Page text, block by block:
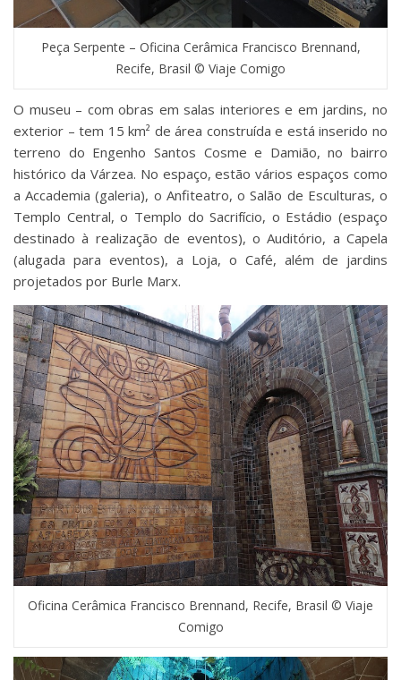
Peça Serpente – Oficina Cerâmica Francisco Brennand,
Recife, Brasil © Viaje Comigo
O museu – com obras em salas interiores e em jardins, no
exterior – tem 15 km² de área construída e está inserido no
terreno do Engenho Santos Cosme e Damião, no bairro
histórico da Várzea. No espaço, estão vários espaços como
a Accademia (galeria), o Anfiteatro, o Salão de Esculturas, o
Templo Central, o Templo do Sacrifício, o Estádio (espaço
destinado à realização de eventos), o Auditório, a Capela
(alugada para eventos), a Loja, o Café, além de jardins
projetados por Burle Marx.
Oficina Cerâmica Francisco Brennand, Recife, Brasil © Viaje
Comigo